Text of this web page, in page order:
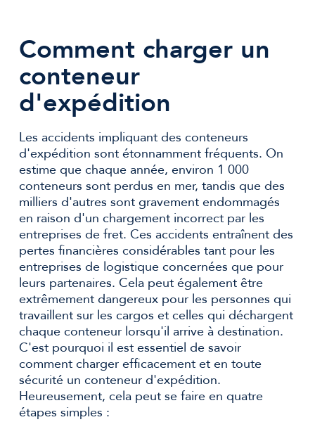
Comment charger un
conteneur
d'expédition
Les accidents impliquant des conteneurs
d'expédition sont étonnamment fréquents. On
estime que chaque année, environ 1 000
conteneurs sont perdus en mer, tandis que des
milliers d'autres sont gravement endommagés
en raison d'un chargement incorrect par les
entreprises de fret. Ces accidents entraînent des
pertes financières considérables tant pour les
entreprises de logistique concernées que pour
leurs partenaires. Cela peut également être
extrêmement dangereux pour les personnes qui
travaillent sur les cargos et celles qui déchargent
chaque conteneur lorsqu'il arrive à destination.
C'est pourquoi il est essentiel de savoir
comment charger efficacement et en toute
sécurité un conteneur d'expédition.
Heureusement, cela peut se faire en quatre
étapes simples :